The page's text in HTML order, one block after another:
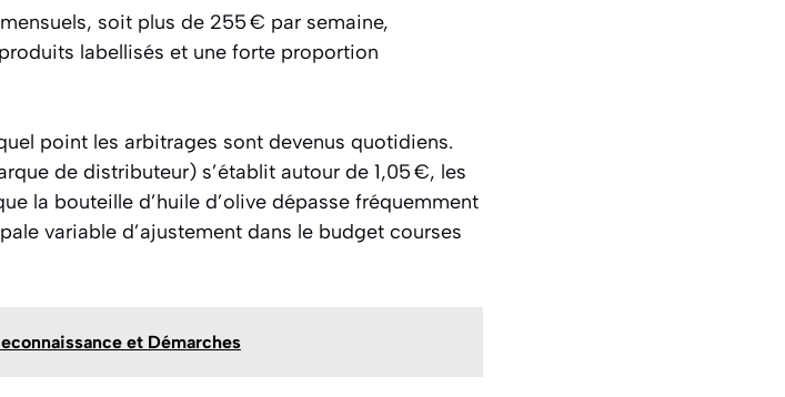
soit plus de 255 € par semaine,
labellisés et une forte proportion
point les arbitrages sont devenus quotidiens.
de distributeur) s’établit autour de 1,05 €, les
la bouteille d’huile d’olive dépasse fréquemment
variable d’ajustement dans le budget courses
et Démarches